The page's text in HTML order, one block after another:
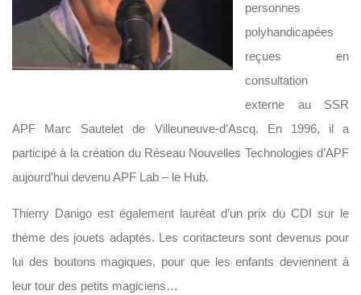
personnes
polyhandicapées
reçues en
consultation
externe au SSR
APF Marc Sautelet de Villeuneuve-d’Ascq. En 1996, il a
participé à la création du Réseau Nouvelles Technologies d’APF
aujourd’hui devenu APF Lab – le Hub.
Thierry Danigo est également lauréat d’un prix du CDI sur le
thème des jouets adaptés. Les contacteurs sont devenus pour
lui des boutons magiques, pour que les enfants deviennent à
leur tour des petits magiciens…